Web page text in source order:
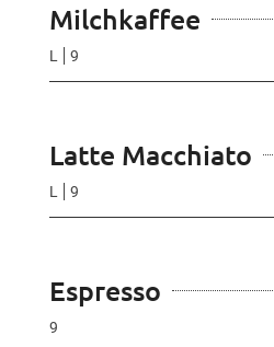
Milchkaffee
L 9
Latte Macchiato
L 9
Espresso
9